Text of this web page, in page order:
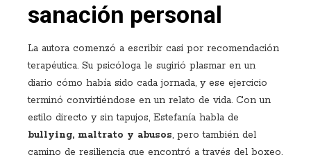
sanación personal
La autora comenzó a escribir casi por recomendación
terapéutica. Su psicóloga le sugirió plasmar en un
diario cómo había sido cada jornada, y ese ejercicio
terminó convirtiéndose en un relato de vida. Con un
estilo directo y sin tapujos, Estefanía habla de
bullying, maltrato y abusos, pero también del